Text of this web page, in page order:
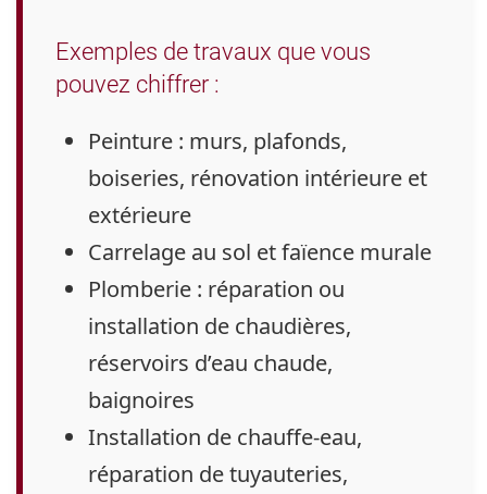
Exemples de travaux que vous
pouvez chiffrer :
Peinture : murs, plafonds,
boiseries, rénovation intérieure et
extérieure
Carrelage au sol et faïence murale
Plomberie : réparation ou
installation de chaudières,
réservoirs d’eau chaude,
baignoires
Installation de chauffe-eau,
réparation de tuyauteries,